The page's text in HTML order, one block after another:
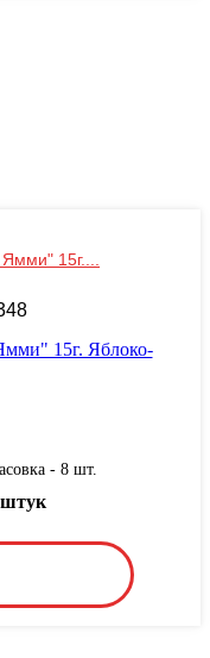
15г....
- 8 шт.
штук